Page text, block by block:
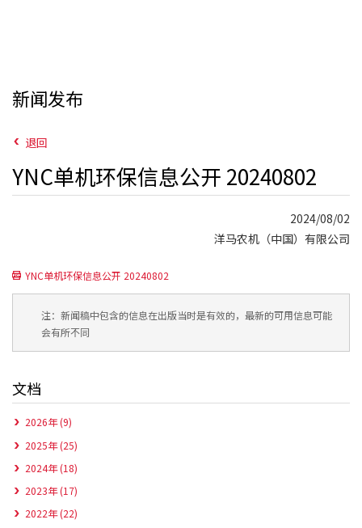
新闻发布
退回
YNC单机环保信息公开 20240802
2024/08/02
洋马农机（中国）有限公司
YNC单机环保信息公开 20240802
注：新闻稿中包含的信息在出版当时是有效的，最新的可用信息可能
会有所不同
文档
2026年 (9)
2025年 (25)
2024年 (18)
2023年 (17)
2022年 (22)